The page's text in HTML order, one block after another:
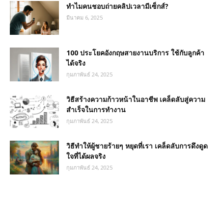
ทำไมคนชอบถ่ายคลิปเวลามีเซ็กส์?
มีนาคม 6, 2025
100 ประโยคอังกฤษสายงานบริการ ใช้กับลูกค้า
ได้จริง
กุมภาพันธ์ 24, 2025
วิธีสร้างความก้าวหน้าในอาชีพ เคล็ดลับสู่ความ
สำเร็จในการทำงาน
กุมภาพันธ์ 24, 2025
วิธีทำให้ผู้ชายร้ายๆ หยุดที่เรา เคล็ดลับการดึงดูด
ใจที่ได้ผลจริง
กุมภาพันธ์ 24, 2025